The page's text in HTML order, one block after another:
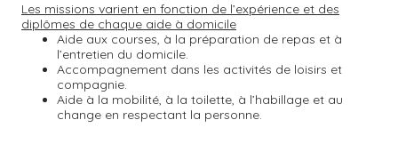
Les missions varient en fonction de l’expérience et des
diplômes de chaque aide à domicile
Aide aux courses, à la préparation de repas et à
l’entretien du domicile.
Accompagnement dans les activités de loisirs et
compagnie.
Aide à la mobilité, à la toilette, à l’habillage et au
change en respectant la personne.